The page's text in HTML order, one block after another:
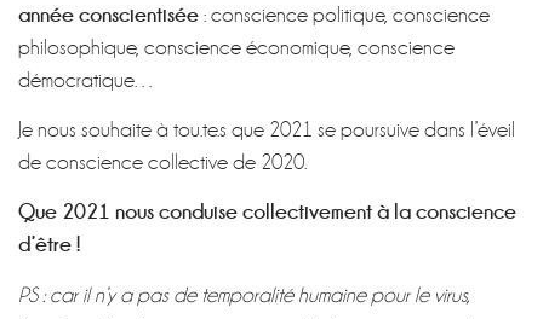
année conscientisée : conscience politique, conscience
philosophique, conscience économique, conscience
démocratique…
Je nous souhaite à tou.te.s que 2021 se poursuive dans l’éveil
de conscience collective de 2020.
Que 2021 nous conduise collectivement à la conscience
d’être !
PS : car il n’y a pas de temporalité humaine pour le virus,